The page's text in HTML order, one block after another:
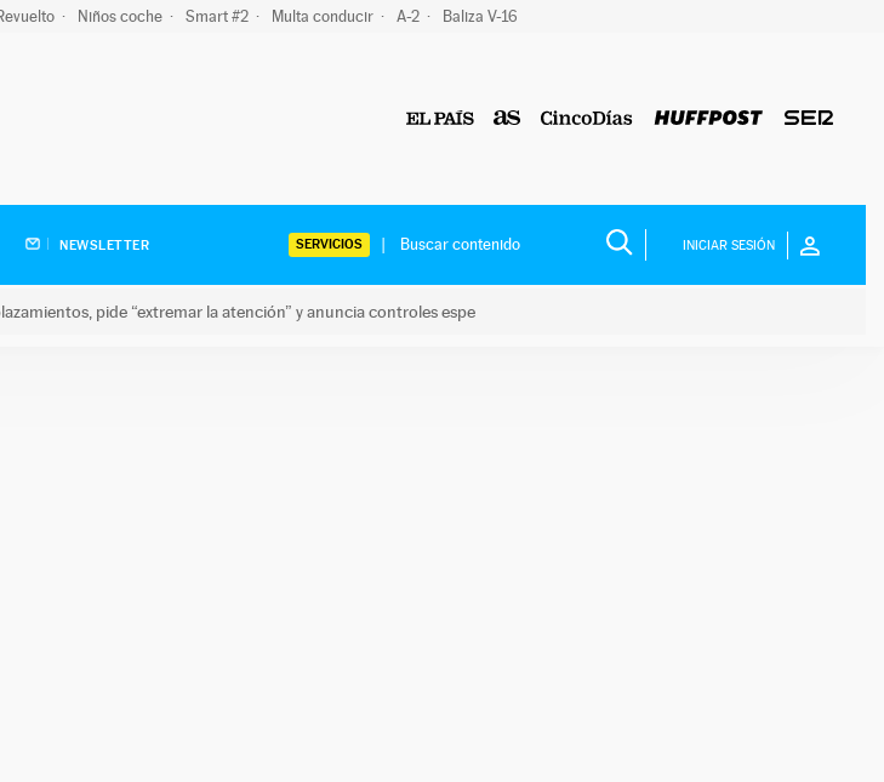
Niños coche Smart #2 Multa conducir A-2 Baliza V-16
NEWSLETTER SERVICIOS INICIAR SESIÓN
pide “extremar la atención” y anuncia controles espe